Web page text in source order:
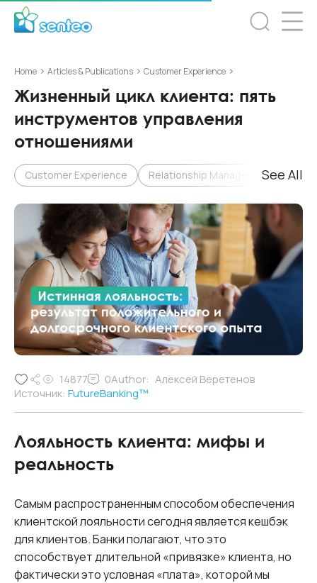
Home > Articles & Publications > Customer Experience >
Жизненный цикл клиента: пять
инструментов управления
отношениями
Customer Experience Relationship Management & Loyalty
See All
14877 0Author: Алексей Веретенов
Источник: FutureBanking™
Лояльность клиента: мифы и
реальность
Самым распространенным способом обеспечения
клиентской лояльности сегодня является кешбэк
для клиентов. Банки полагают, что это
способствует длительной «привязке» клиента, но
фактически это условная «плата», которой мы